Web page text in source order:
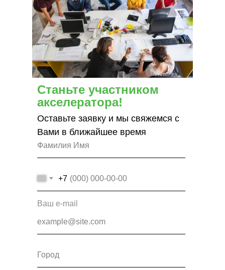
+7
Ваш e-mail
Станьте участником
акселератора!
Оставьте заявку и мы свяжемся с
Вами в ближайшее время